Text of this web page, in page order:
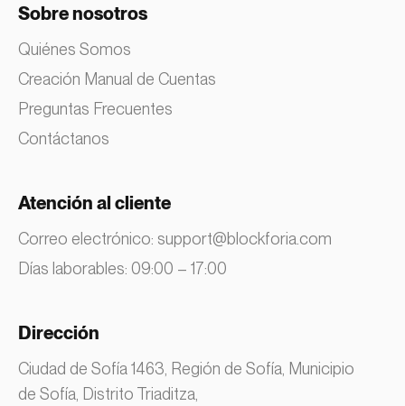
Sobre nosotros
Quiénes Somos
Creación Manual de Cuentas
Preguntas Frecuentes
Contáctanos
Atención al cliente
Correo electrónico: support@blockforia.com
Días laborables: 09:00 – 17:00
Dirección
Ciudad de Sofía 1463, Región de Sofía, Municipio
de Sofía, Distrito Triaditza,